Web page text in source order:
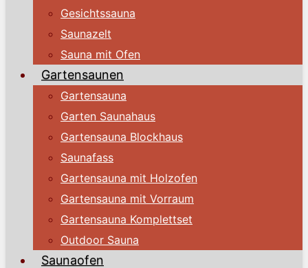
Gesichtssauna
Saunazelt
Sauna mit Ofen
Gartensaunen
Gartensauna
Garten Saunahaus
Gartensauna Blockhaus
Saunafass
Gartensauna mit Holzofen
Gartensauna mit Vorraum
Gartensauna Komplettset
Outdoor Sauna
Saunaofen